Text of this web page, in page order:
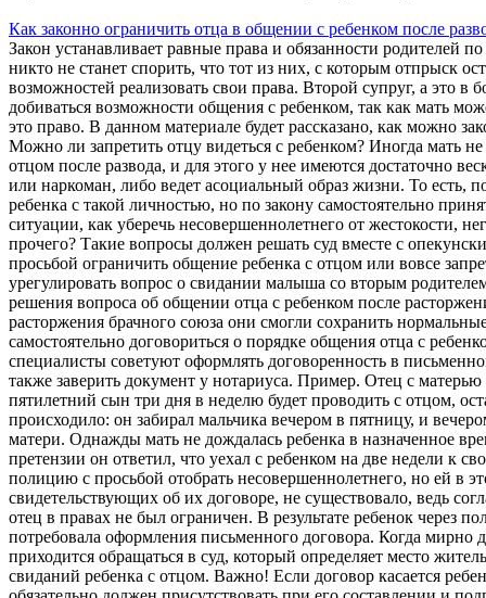
Как законно ограничить отца в общении с ребенком после
Закон устанавливает равные права и обязанности родителей
никто не станет спорить, что тот из них, с которым отпрыск
возможностей реализовать свои права. Второй супруг, а это в
добиваться возможности общения с ребенком, так как мать
это право. В данном материале будет рассказано, как можно
Можно ли запретить отцу видеться с ребенком? Иногда мать
отцом после развода, и для этого у нее имеются достаточно
или наркоман, либо ведет асоциальный образ жизни. То есть,
ребенка с такой личностью, но по закону самостоятельно
ситуации, как уберечь несовершеннолетнего от жестокости,
прочего? Такие вопросы должен решать суд вместе с
просьбой ограничить общение ребенка с отцом или вовсе
урегулировать вопрос о свидании малыша со вторым
решения вопроса об общении отца с ребенком после
расторжения брачного союза они смогли сохранить
самостоятельно договориться о порядке общения отца с
специалисты советуют оформлять договоренность в
также заверить документ у нотариуса. Пример. Отец с
пятилетний сын три дня в неделю будет проводить с отцом,
происходило: он забирал мальчика вечером в пятницу, и
матери. Однажды мать не дождалась ребенка в назначенное
претензии он ответил, что уехал с ребенком на две недели к
полицию с просьбой отобрать несовершеннолетнего, но ей в
свидетельствующих об их договоре, не существовало, ведь
отец в правах не был ограничен. В результате ребенок через
потребовала оформления письменного договора. Когда мирно
приходится обращаться в суд, который определяет место
свиданий ребенка с отцом. Важно! Если договор касается